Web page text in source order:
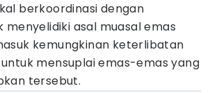
berkoordinasi dengan
menyelidiki asal muasal emas
kemungkinan keterlibatan
mensuplai emas-emas yang
tersebut.